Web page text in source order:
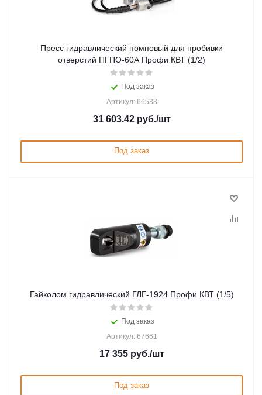
Пресс гидравлический помповый для пробивки
отверстий ПГПО-60А Профи КВТ (1/2)
Под заказ
Артикул: 66533
31 603.42руб./шт
Под заказ
Гайколом гидравлический ГЛГ-1924 Профи КВТ (1/5)
Под заказ
Артикул: 67661
17 355руб./шт
Под заказ